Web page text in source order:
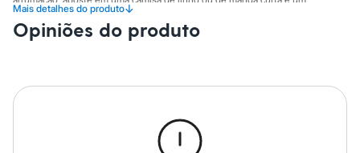
Maiôs
Saídas de praia
Personagens
Casacos e Jaquetas
sapatênis. É a escolha certa para passeios no parque, encontros com amigos
ou para aproveitar o fim de semana com muito estilo.
Mais detalhes do produto↓
100% algodão
Opiniões do produto